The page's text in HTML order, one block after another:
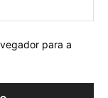
para a